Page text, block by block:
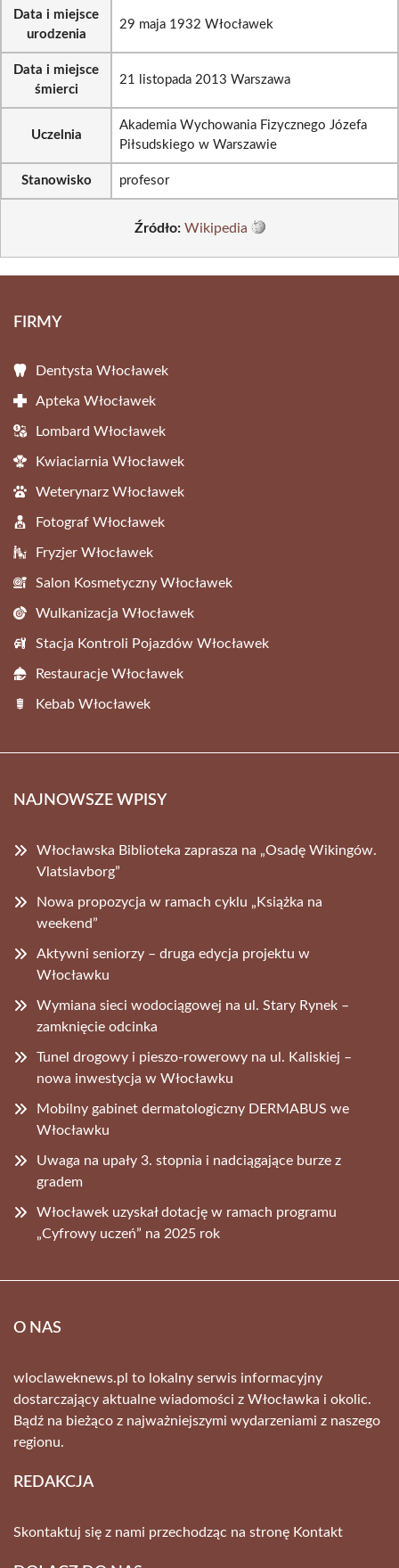
Data i miejsce
urodzenia
29 maja 1932 Włocławek
Data i miejsce
śmierci
21 listopada 2013 Warszawa
Uczelnia
Akademia Wychowania Fizycznego Józefa
Piłsudskiego w Warszawie
Stanowisko profesor
Źródło: Wikipedia
FIRMY
Dentysta Włocławek
Apteka Włocławek
Lombard Włocławek
Kwiaciarnia Włocławek
Weterynarz Włocławek
Fotograf Włocławek
Fryzjer Włocławek
Salon Kosmetyczny Włocławek
Wulkanizacja Włocławek
Stacja Kontroli Pojazdów Włocławek
Restauracje Włocławek
Kebab Włocławek
NAJNOWSZE WPISY
Włocławska Biblioteka zaprasza na „Osadę Wikingów.
Vlatslavborg”
Nowa propozycja w ramach cyklu „Książka na
weekend”
Aktywni seniorzy – druga edycja projektu w
Włocławku
Wymiana sieci wodociągowej na ul. Stary Rynek –
zamknięcie odcinka
Tunel drogowy i pieszo-rowerowy na ul. Kaliskiej –
nowa inwestycja w Włocławku
Mobilny gabinet dermatologiczny DERMABUS we
Włocławku
Uwaga na upały 3. stopnia i nadciągające burze z
gradem
Włocławek uzyskał dotację w ramach programu
„Cyfrowy uczeń” na 2025 rok
O NAS
wloclaweknews.pl to lokalny serwis informacyjny
dostarczający aktualne wiadomości z Włocławka i okolic.
Bądź na bieżąco z najważniejszymi wydarzeniami z naszego
regionu.
REDAKCJA
Skontaktuj się z nami przechodząc na stronę Kontakt